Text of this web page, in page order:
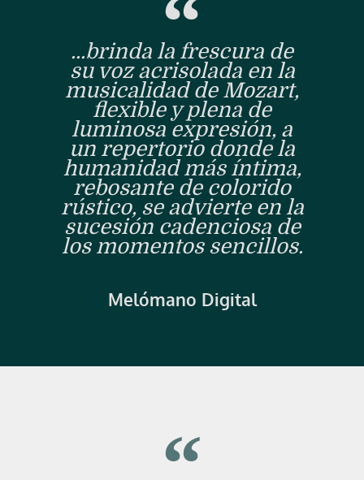
...brinda la frescura de
su voz acrisolada en la
musicalidad de Mozart,
flexible y plena de
luminosa expresión, a
un repertorio donde la
humanidad más íntima,
rebosante de colorido
rústico, se advierte en la
sucesión cadenciosa de
los momentos sencillos.
Melómano Digital